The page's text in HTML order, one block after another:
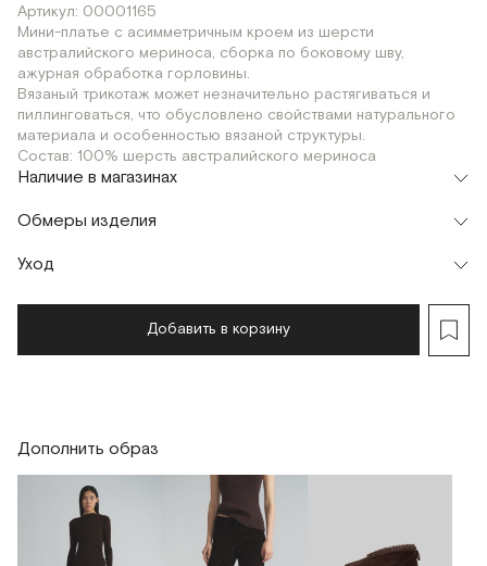
Артикул: 00001165
Мини-платье с асимметричным кроем из шерсти
австралийского мериноса, сборка по боковому шву,
ажурная обработка горловины.
Вязаный трикотаж может незначительно растягиваться и
пиллинговаться, что обусловлено свойствами натурального
материала и особенностью вязаной структуры.
Состав: 100% шерсть австралийского мериноса
Наличие в магазинах
Флагман
г. Москва, Малая Бронная 16
XS
г. Москва, Малая Бронная 24/3
XS
Обмеры изделия
Мерки, см
Обхват груди (растяжение материала до
74
+30 см)
70 74
Длина по длинной части изделия 80
Уход
Добавить в корзину
Дополнить образ